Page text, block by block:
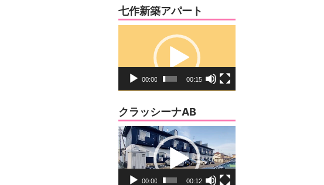
七作新築アパート
ー
00:00 00:15
クラッシーナAB
動
画
プ
00:00 00:12